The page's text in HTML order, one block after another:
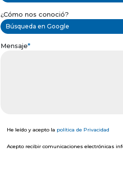
¿Cómo nos conoció?
Búsqueda en Google
Mensaje*
He leído y acepto la política de Privacidad
Acepto recibir comunicaciones electrónicas